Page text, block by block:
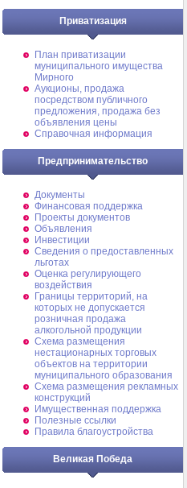
Приватизация
План приватизации
муниципального имущества
Мирного
Аукционы, продажа
посредством публичного
предложения, продажа без
объявления цены
Справочная информация
Предпринимательство
Документы
Финансовая поддержка
Проекты документов
Объявления
Инвестиции
Сведения о предоставленных
льготах
Оценка регулирующего
воздействия
Границы территорий, на
которых не допускается
розничная продажа
алкогольной продукции
Схема размещения
нестационарных торговых
объектов на территории
муниципального образования
Схема размещения рекламных
конструкций
Имущественная поддержка
Полезные ссылки
Правила благоустройства
Великая Победа